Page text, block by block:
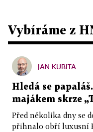
Vybíráme z
JAN KUBITA
Hledá se
majákem skrze
Před několika dny se
přihnalo obří luxusní